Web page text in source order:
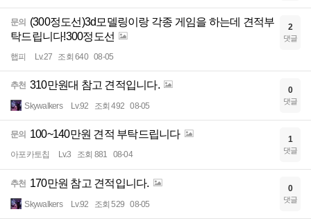
문의 (300정도선)3d모델링이랑 각종 게임을 하는데 견적부
탁드립니다!300정도선
햅피 Lv.27 조회 640 08-05
2
댓글
추천 310만원대 참고 견적입니다.
Skywalkers Lv.92 조회 492 08-05
0
댓글
문의 100~140만원 견적 부탁드립니다
아포카토칩 Lv.3 조회 881 08-04
1
댓글
추천 170만원 참고 견적입니다.
Skywalkers Lv.92 조회 529 08-05
0
댓글